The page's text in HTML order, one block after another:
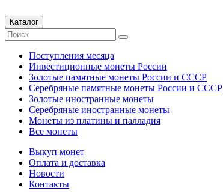
Каталог
Поступления месяца
Инвестиционные монеты России
Золотые памятные монеты России и СССР
Серебряные памятные монеты России и СССР
Золотые иностранные монеты
Серебряные иностранные монеты
Монеты из платины и палладия
Все монеты
Выкуп монет
Оплата и доставка
Новости
Контакты